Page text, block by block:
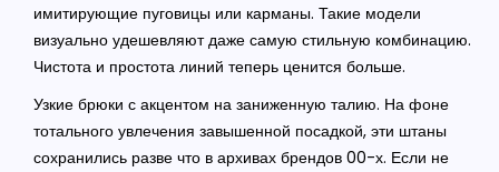
имитирующие пуговицы или карманы. Такие модели
визуально удешевляют даже самую стильную комбинацию.
Чистота и простота линий теперь ценится больше.
Узкие брюки с акцентом на заниженную талию. На фоне
тотального увлечения завышенной посадкой, эти штаны
сохранились разве что в архивах брендов 00-х. Если не